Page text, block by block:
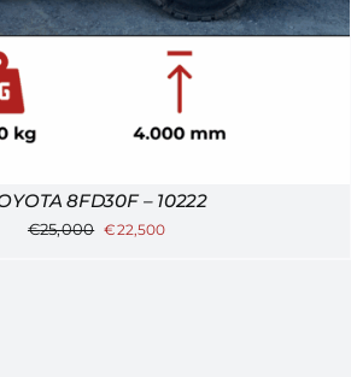
8FD30F – 10222
€25,000 €22,500